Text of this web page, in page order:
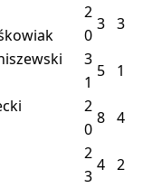
2
3 3
0
3
5 1
1
2
8 4
0
2
4 2
3